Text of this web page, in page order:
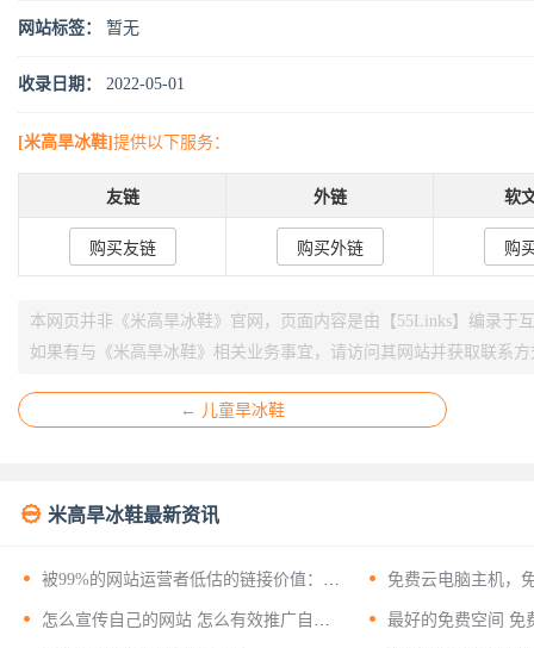
网站标签： 暂无
收录日期： 2022-05-01
[米高旱冰鞋] 提供以下服务：
友链 外链 软
购买友链 购买外链 购
本网页并非《米高旱冰鞋》官网，页面内容是由【55Links】编录于
如果有与《米高旱冰鞋》相关业务事宜，请访问其网站并获取联系方
← 儿童旱冰鞋
 米高旱冰鞋最新资讯
 被99%的网站运营者低估的链接价值：揭
开友情链接背后的十二层战略意义
 免费云电脑主机，
 怎么宣传自己的网站 怎么有效推广自己  最好的免费空间 免